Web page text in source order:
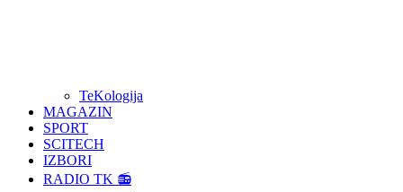
TeKologija
MAGAZIN
SPORT
SCITECH
IZBORI
RADIO TK 📻